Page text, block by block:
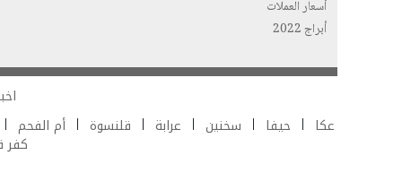
أسعار العملات
أبراج 2022
عكا
حيفا سخنين عرابة قلنسوة أم الفحم
كفر